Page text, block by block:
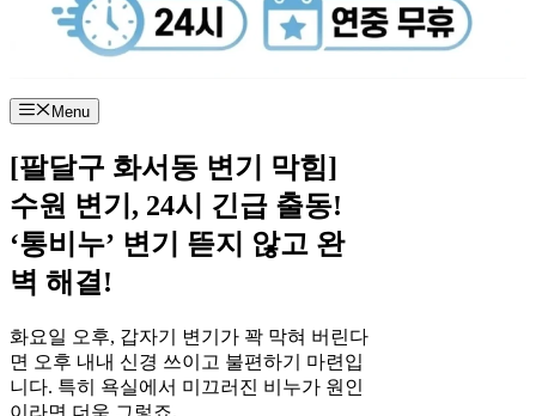
Menu
[팔달구 화서동 변기 막힘]
수원 변기, 24시 긴급 출동!
‘통비누’ 변기 뜯지 않고 완
벽 해결!
화요일 오후, 갑자기 변기가 꽉 막혀 버린다
면 오후 내내 신경 쓰이고 불편하기 마련입
니다. 특히 욕실에서 미끄러진 비누가 원인